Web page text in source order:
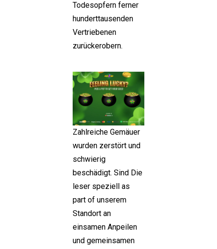
Todesopfern ferner
hunderttausenden
Vertriebenen
zurückerobern.
Zahlreiche Gemäuer
wurden zerstört und
schwierig
beschädigt. Sind Die
leser speziell as
part of unserem
Standort an
einsamen Anpeilen
und gemeinsamen